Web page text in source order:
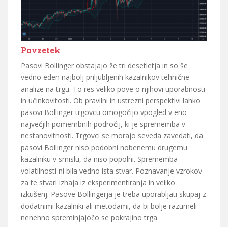
Povzetek
Pasovi Bollinger obstajajo že tri desetletja in so še
vedno eden najbolj priljubljenih kazalnikov tehnične
analize na trgu. To res veliko pove o njihovi uporabnosti
in učinkovitosti. Ob pravilni in ustrezni perspektivi lahko
pasovi Bollinger trgovcu omogočijo vpogled v eno
največjih pomembnih področij, ki je sprememba v
nestanovitnosti. Trgovci se morajo seveda zavedati, da
pasovi Bollinger niso podobni nobenemu drugemu
kazalniku v smislu, da niso popolni. Sprememba
volatilnosti ni bila vedno ista stvar. Poznavanje vzrokov
za te stvari izhaja iz eksperimentiranja in veliko
izkušenj. Pasove Bollingerja je treba uporabljati skupaj z
dodatnimi kazalniki ali metodami, da bi bolje razumeli
nenehno spreminjajočo se pokrajino trga.